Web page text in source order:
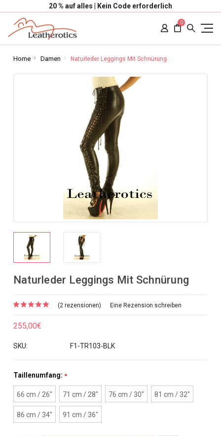
20 % auf alles | Kein Code erforderlich
0
Home Damen Naturleder Leggings Mit Schnürung
Naturleder Leggings Mit Schnürung
(2 rezensionen) Eine Rezension schreiben
255,00€
SKU: F1-TR103-BLK
Taillenumfang: *
66 cm / 26" 71 cm / 28" 76 cm / 30" 81 cm / 32"
86 cm / 34" 91 cm / 36"